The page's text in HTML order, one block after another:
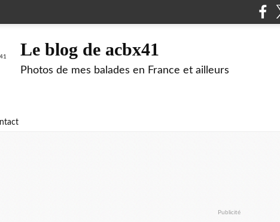
Le blog de acbx41
Photos de mes balades en France et ailleurs
Publicité